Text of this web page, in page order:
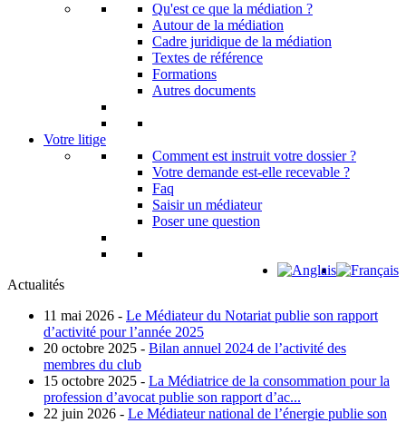
Qu'est ce que la médiation ?
Autour de la médiation
Cadre juridique de la médiation
Textes de référence
Formations
Autres documents
Votre litige
Comment est instruit votre dossier ?
Votre demande est-elle recevable ?
Faq
Saisir un médiateur
Poser une question
Actualités
11 mai 2026 - Le Médiateur du Notariat publie son rapport
d’activité pour l’année 2025
20 octobre 2025 - Bilan annuel 2024 de l’activité des
membres du club
15 octobre 2025 - La Médiatrice de la consommation pour la
profession d’avocat publie son rapport d’ac...
22 juin 2026 - Le Médiateur national de l’énergie publie son